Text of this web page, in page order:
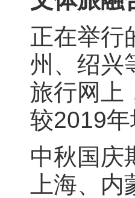
正在举行
州、绍兴
旅行网上
较2019
中秋国庆
上海、